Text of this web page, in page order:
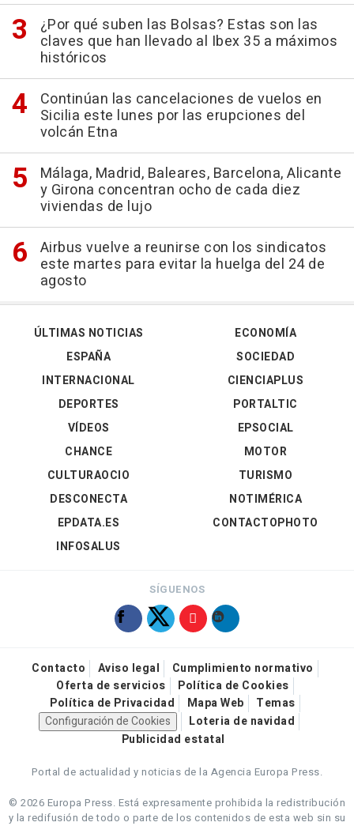
¿Por qué suben las Bolsas? Estas son las
claves que han llevado al Ibex 35 a máximos
históricos
Continúan las cancelaciones de vuelos en
Sicilia este lunes por las erupciones del
volcán Etna
Málaga, Madrid, Baleares, Barcelona, Alicante
y Girona concentran ocho de cada diez
viviendas de lujo
Airbus vuelve a reunirse con los sindicatos
este martes para evitar la huelga del 24 de
agosto
ÚLTIMAS NOTICIAS
ESPAÑA
INTERNACIONAL
DEPORTES
VÍDEOS
ECONOMÍA
SOCIEDAD
CIENCIAPLUS
PORTALTIC
EPSOCIAL
CHANCE
CULTURAOCIO
DESCONECTA
EPDATA.ES
INFOSALUS
MOTOR
TURISMO
NOTIMÉRICA
CONTACTOPHOTO
SÍGUENOS
Contacto Aviso legal
Cumplimiento normativo
Oferta de servicios
Política de Cookies
Política de Privacidad
Mapa Web
Temas
Configuración de Cookies
Loteria de navidad
Publicidad estatal
Portal de actualidad y noticias de la Agencia Europa Press.
© 2026 Europa Press. Está expresamente prohibida la redistribución
y la redifusión de todo o parte de los contenidos de esta web sin su